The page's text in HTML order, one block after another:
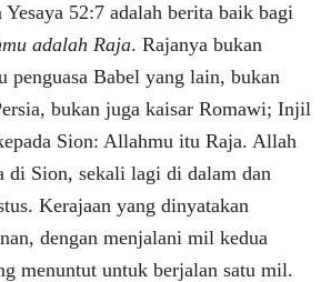
52:7 adalah berita baik bagi
adalah Raja. Rajanya bukan
penguasa Babel yang lain, bukan
bukan juga kaisar Romawi; Injil
Sion: Allahmu itu Raja. Allah
di Sion, sekali lagi di dalam dan
Kerajaan yang dinyatakan
dengan menjalani mil kedua
menuntut untuk berjalan satu mil.